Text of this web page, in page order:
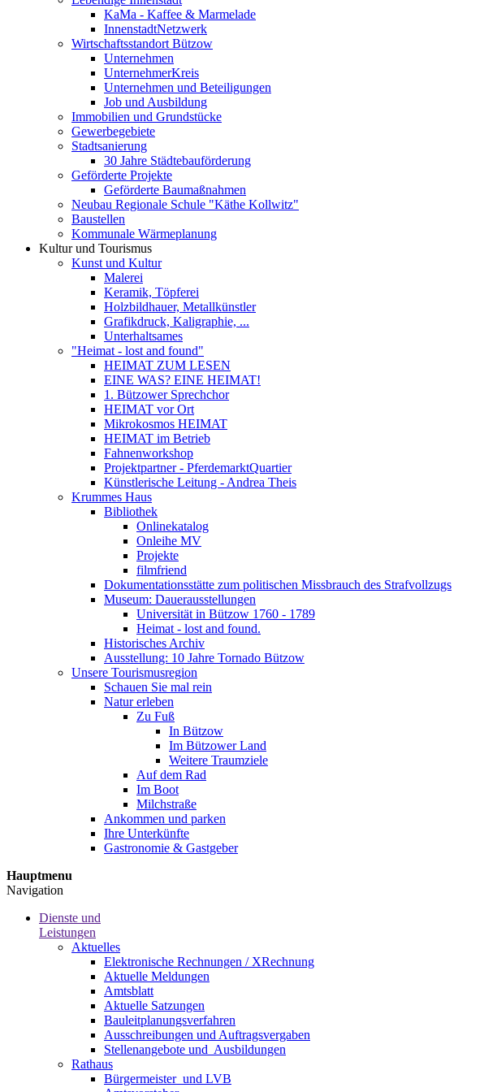
KaMa - Kaffee & Marmelade
InnenstadtNetzwerk
Wirtschaftsstandort Bützow
Unternehmen
UnternehmerKreis
Unternehmen und Beteiligungen
Job und Ausbildung
Immobilien und Grundstücke
Gewerbegebiete
Stadtsanierung
30 Jahre Städtebauförderung
Geförderte Projekte
Geförderte Baumaßnahmen
Neubau Regionale Schule "Käthe Kollwitz"
Baustellen
Kommunale Wärmeplanung
Kultur und Tourismus
Kunst und Kultur
Malerei
Keramik, Töpferei
Holzbildhauer, Metallkünstler
Grafikdruck, Kaligraphie, ...
Unterhaltsames
"Heimat - lost and found"
HEIMAT ZUM LESEN
EINE WAS? EINE HEIMAT!
1. Bützower Sprechchor
HEIMAT vor Ort
Mikrokosmos HEIMAT
HEIMAT im Betrieb
Fahnenworkshop
Projektpartner - PferdemarktQuartier
Künstlerische Leitung - Andrea Theis
Krummes Haus
Bibliothek
Onlinekatalog
Onleihe MV
Projekte
filmfriend
Dokumentationsstätte zum politischen Missbrauch des Strafvollzugs
Museum: Dauerausstellungen
Universität in Bützow 1760 - 1789
Heimat - lost and found.
Historisches Archiv
Ausstellung: 10 Jahre Tornado Bützow
Unsere Tourismusregion
Schauen Sie mal rein
Natur erleben
Zu Fuß
In Bützow
Im Bützower Land
Weitere Traumziele
Auf dem Rad
Im Boot
Milchstraße
Ankommen und parken
Ihre Unterkünfte
Gastronomie & Gastgeber
Hauptmenu
Navigation
Dienste und
Leistungen
Aktuelles
Elektronische Rechnungen / XRechnung
Aktuelle Meldungen
Amtsblatt
Aktuelle Satzungen
Bauleitplanungsverfahren
Ausschreibungen und Auftragsvergaben
Stellenangebote und ­­ Ausbildungen
Rathaus
Bürgermeister ­ und LVB